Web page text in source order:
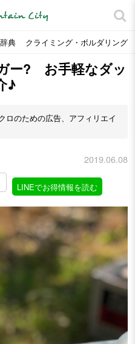
典 クライミング・ボルダリング
ー? お手軽なダッ
♪
ロのための広告、アフィリエイ
2019.06.08
LINEでお得情報を読む